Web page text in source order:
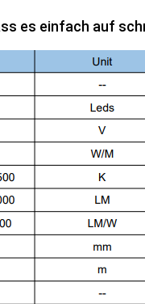
es einfach auf